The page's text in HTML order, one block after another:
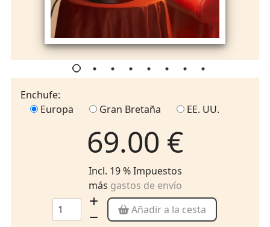
Enchufe:
Europa
Gran Bretaña EE. UU.
69.00 €
Incl. 19 % Impuestos
más gastos de envío
Añadir a la cesta